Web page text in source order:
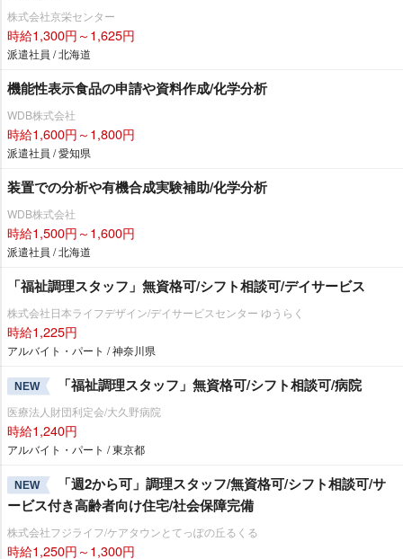
株式会社京栄センター
時給1,300円～1,625円
派遣社員 / 北海道
機能性表示食品の申請や資料作成/化学分析
WDB株式会社
時給1,600円～1,800円
派遣社員 / 愛知県
装置での分析や有機合成実験補助/化学分析
WDB株式会社
時給1,500円～1,600円
派遣社員 / 北海道
「福祉調理スタッフ」無資格可/シフト相談可/デイサービス
株式会社日本ライフデザイン/デイサービスセンター ゆうらく
時給1,225円
アルバイト・パート / 神奈川県
NEW 「福祉調理スタッフ」無資格可/シフト相談可/病院
医療法人財団利定会/大久野病院
時給1,240円
アルバイト・パート / 東京都
NEW
「週2から可」調理スタッフ/無資格可/シフト相談可/サ
ービス付き高齢者向け住宅/社会保障完備
株式会社フジライフ/ケアタウンとてっぽの丘るくる
時給1,250円～1,300円